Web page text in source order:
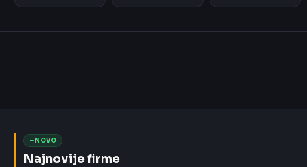
NOVO
Najnovije firme